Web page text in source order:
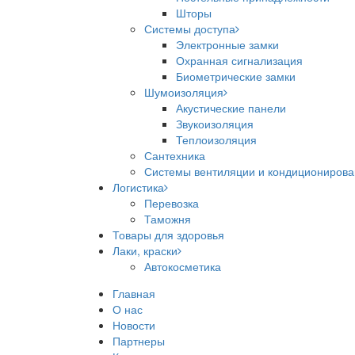
Шторы
Системы доступа
Электронные замки
Охранная сигнализация
Биометрические замки
Шумоизоляция
Акустические панели
Звукоизоляция
Теплоизоляция
Сантехника
Системы вентиляции и
Логистика
Перевозка
Таможня
Товары для здоровья
Лаки, краски
Автокосметика
Главная
О нас
Новости
Партнеры